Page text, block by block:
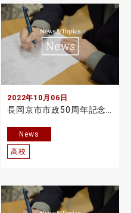
2022年10月06日
長岡京市市政50周年記念フォーラムに本校生徒が参加
News
高校